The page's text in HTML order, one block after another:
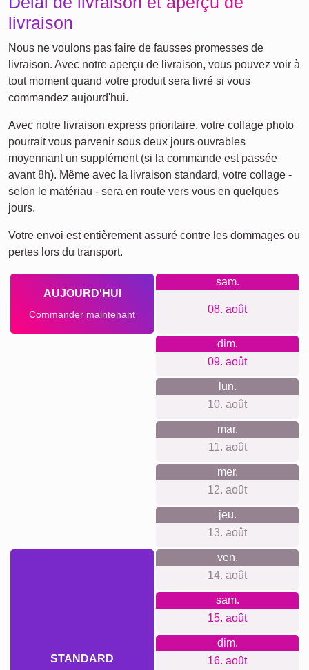
Chiens
Affiche de définition
XXL
Deuil pour animaux de
compagnie
Ce que nous défendons
Notre philosophie de boutique repose sur trois piliers :
respect de votre vie privée sans suivi ni newsletter, un
engagement envers une beauté durable grâce à des
produits éco-responsables, et une transparence totale sur